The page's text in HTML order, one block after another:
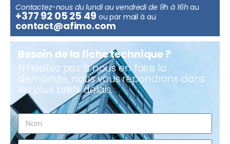
Contactez-nous du lundi au vendredi de 9h à 16h au
+377 92 05 25 49 ou par mail à au
contact@afimo.com
Besoin de la fiche technique ?
N’hésitez pas à nous en faire la
demande, nous vous répondrons dans
les plus brefs délais.